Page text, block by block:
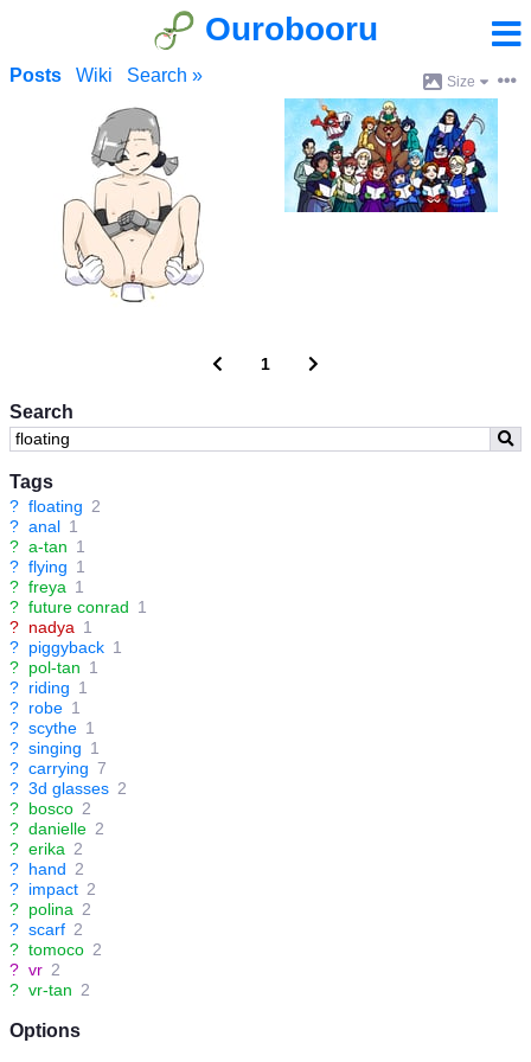
Ourobooru
Search
Tags
? floating 2
? anal 1
? a-tan 1
? flying 1
? freya 1
? future conrad 1
? nadya 1
? piggyback 1
? pol-tan 1
? riding 1
? robe 1
? scythe 1
? singing 1
? carrying 7
? 3d glasses 2
? bosco 2
? danielle 2
? erika 2
? hand 2
? impact 2
? polina 2
? scarf 2
? tomoco 2
? vr 2
? vr-tan 2
Options
Posts Wiki Search » Size
1